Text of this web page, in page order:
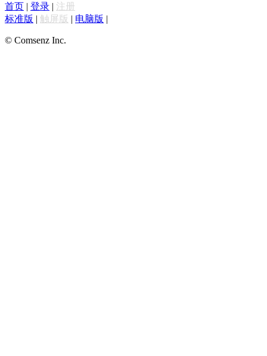
首页 | 登录 | 注册
标准版 | 触屏版 | 电脑版 |
© Comsenz Inc.